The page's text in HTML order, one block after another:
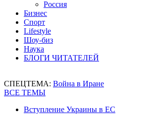
Россия
Бизнес
Спорт
Lifestyle
Шоу-биз
Наука
БЛОГИ ЧИТАТЕЛЕЙ
СПЕЦТЕМА: Война в Иране
ВСЕ ТЕМЫ
Вступление Украины в ЕС